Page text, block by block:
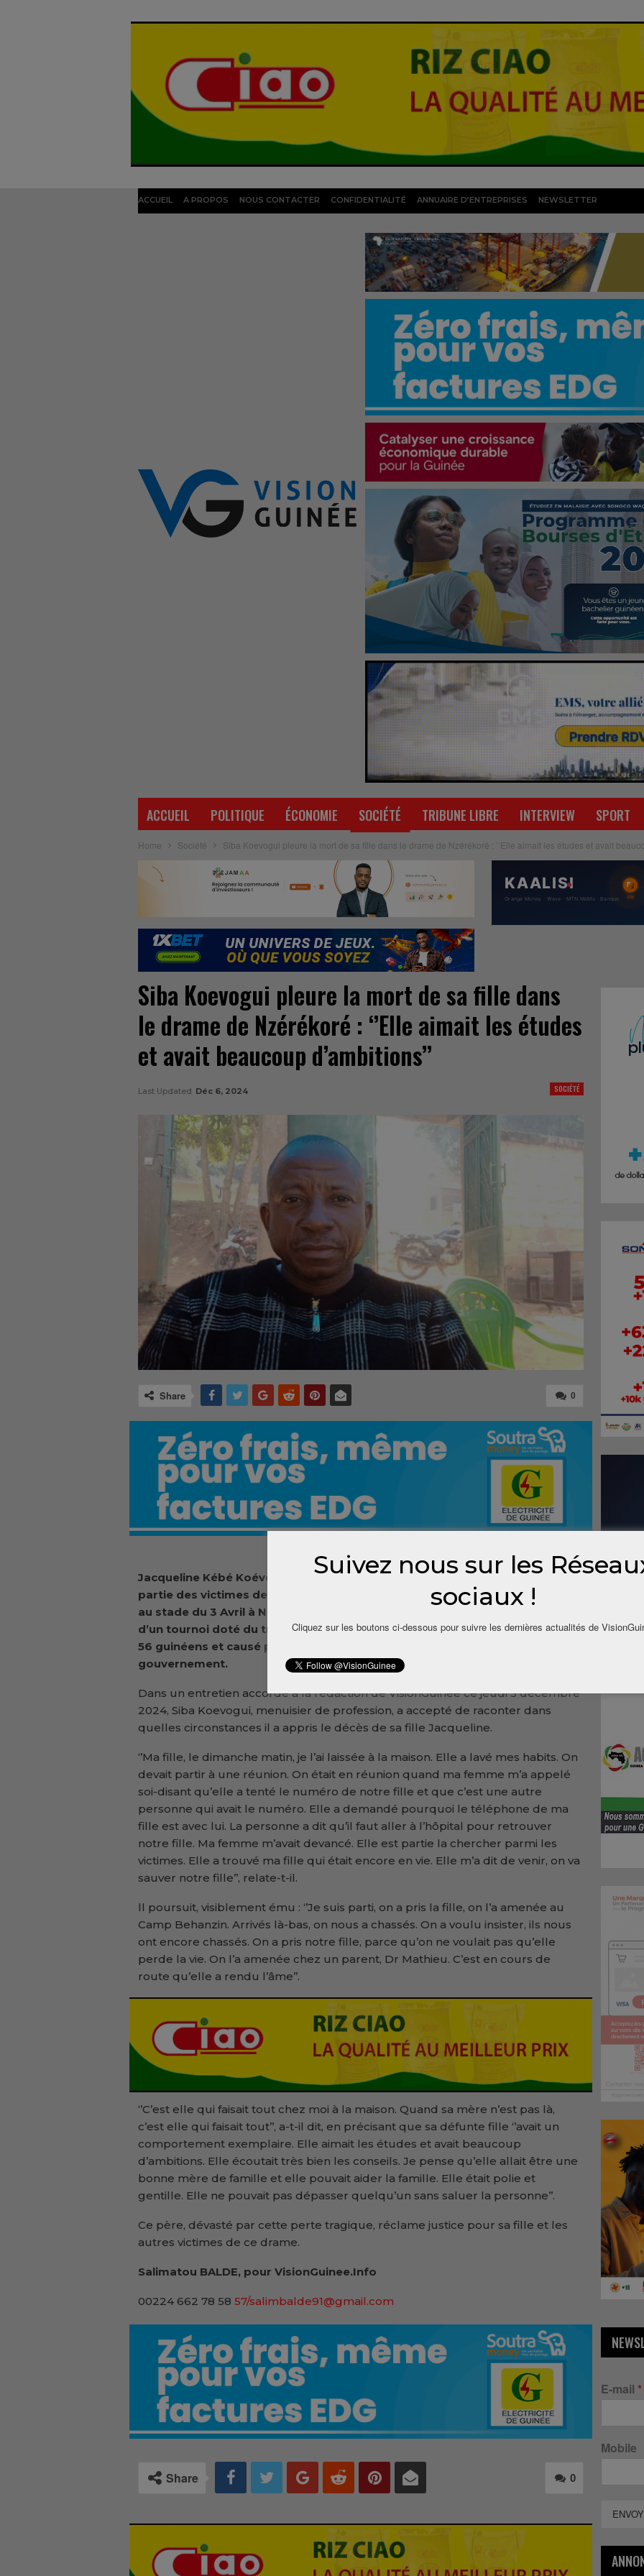
ACCUEIL A PROPOS NOUS CONTACTER CONFIDENTIALITÉ ANNUAIRE D’ENTREPRISES NEWSLETTER
ACCUEIL POLITIQUE ÉCONOMIE SOCIÉTÉ TRIBUNE LIBRE INTERVIEW SPORT
Home Société Siba Koevogui pleure la mort de sa fille dans le drame de Nzérékoré : ‘’Elle aimait les études et avait
Siba Koevogui pleure la mort de sa fille dans
le drame de Nzérékoré : ‘’Elle aimait les études
et avait beaucoup d’ambitions’’
SOCIÉTÉ
Last Updated Déc 6, 2024
0
Share
Jacqueline Kébé Koévogui, élève en classe de 11ᵉ année, âgée de 17 ans, fait
partie des victimes de la tragédie survenue le dimanche 1er décembre 2024
au stade du 3 Avril à Nzérékoré. Ce drame, qui s’est produit lors de la finale
d’un tournoi doté du trophée Général Mamadi Doumbouya, a coûté la vie à
56 guinéens et causé plusieurs blessés, selon le bilan officiel du
gouvernement.
Dans un entretien accordé à la rédaction de VisionGuinee ce jeudi 5 décembre
2024, Siba Koevogui, menuisier de profession, a accepté de raconter dans
quelles circonstances il a appris le décès de sa fille Jacqueline.
‘’Ma fille, le dimanche matin, je l’ai laissée à la maison. Elle a lavé mes habits. On
devait partir à une réunion. On était en réunion quand ma femme m’a appelé
soi-disant qu’elle a tenté le numéro de notre fille et que c’est une autre
personne qui avait le numéro. Elle a demandé pourquoi le téléphone de ma
fille est avec lui. La personne a dit qu’il faut aller à l’hôpital pour retrouver
notre fille. Ma femme m’avait devancé. Elle est partie la chercher parmi les
victimes. Elle a trouvé ma fille qui était encore en vie. Elle m’a dit de venir, on va
sauver notre fille’’, relate-t-il.
ll poursuit, visiblement ému : ‘’Je suis parti, on a pris la fille, on l’a amenée au
Camp Behanzin. Arrivés là-bas, on nous a chassés. On a voulu insister, ils nous
ont encore chassés. On a pris notre fille, parce qu’on ne voulait pas qu’elle
perde la vie. On l’a amenée chez un parent, Dr Mathieu. C’est en cours de
route qu’elle a rendu l’âme’’.
‘’C’est elle qui faisait tout chez moi à la maison. Quand sa mère n’est pas là,
c’est elle qui faisait tout’’, a-t-il dit, en précisant que sa défunte fille ‘’avait un
comportement exemplaire. Elle aimait les études et avait beaucoup
d’ambitions. Elle écoutait très bien les conseils. Je pense qu’elle allait être une
bonne mère de famille et elle pouvait aider la famille. Elle était polie et
gentille. Elle ne pouvait pas dépasser quelqu’un sans saluer la personne’’.
Ce père, dévasté par cette perte tragique, réclame justice pour sa fille et les
autres victimes de ce drame.
Salimatou BALDE, pour VisionGuinee.Info
00224 662 78 58 57/salimbalde91@gmail.com
0
Share
E-mail *
Mobile
Suivez nous sur les
sociaux !
Cliquez sur les boutons ci-dessous pour suivre les dernières actualités de